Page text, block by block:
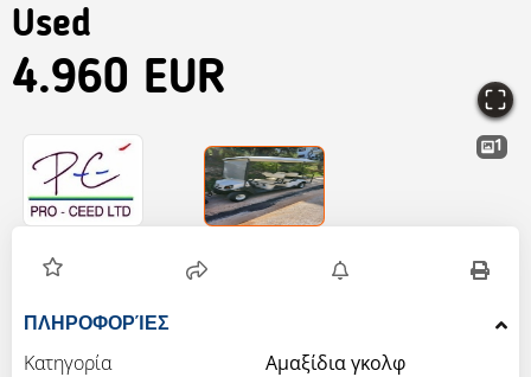
Used
4.960 EUR
1
ΠΛΗΡΟΦΟΡΊΕΣ
Κατηγορία
Αμαξίδια γκολφ